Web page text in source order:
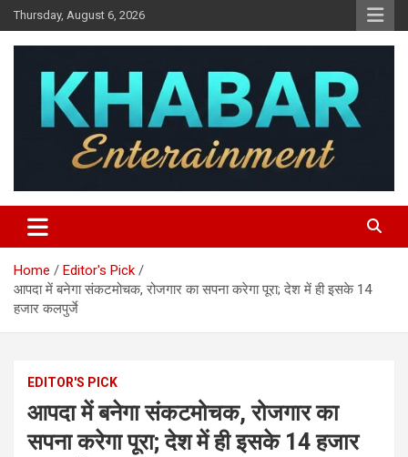
Skip
to
content
Thursday, August 6, 2026
Khabar Entertainment
Home
Editor's Pick
आपदा में बनेगा संकटमोचक, रोजगार का सपना करेगा पूरा; देश में ही इसके 14
हजार कलपुर्जे
EDITOR'S PICK
आपदा में बनेगा संकटमोचक, रोजगार का
सपना करेगा पूरा; देश में ही इसके 14 हजार